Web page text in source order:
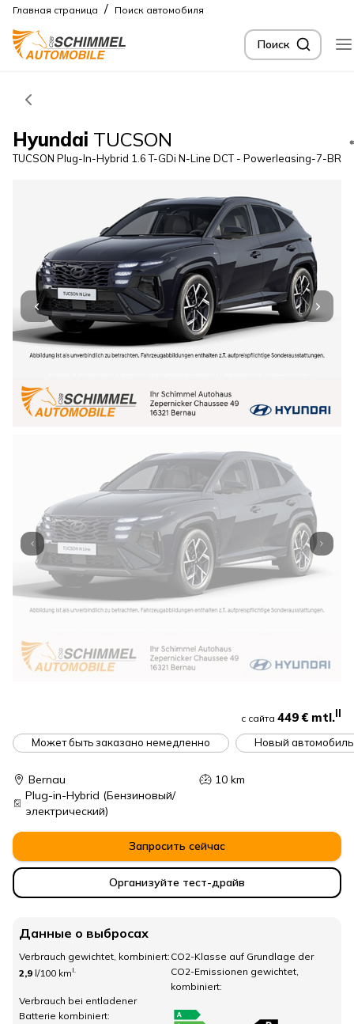
Главная страница / Поиск автомобиля
Поиск
Hyundai TUCSON
TUCSON Plug-In-Hybrid 1.6 T-GDi N-Line DCT - Powerleasing-7-BR
с сайта 449 € mtl.II
Может быть заказано немедленно Новый автомобиль
Bernau 10km
Plug-in-Hybrid (Бензиновый/
электрический)
Запросить сейчас
Организуйте тест-драйв
Данные о выбросах
Verbrauch gewichtet, kombiniert:
2,9 l/100 km I.
Verbrauch bei entladener
Batterie kombiniert:
CO2-Klasse auf Grundlage der
CO2-Emissionen gewichtet,
kombiniert: